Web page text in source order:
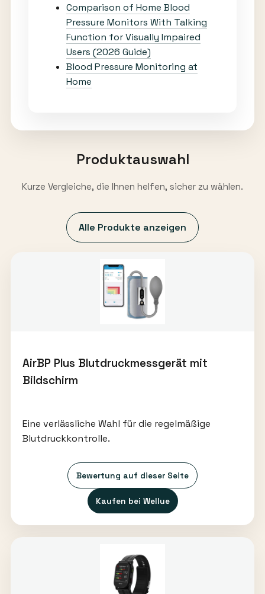
Comparison of Home Blood
Pressure Monitors With Talking
Function for Visually Impaired
Users (2026 Guide)
Blood Pressure Monitoring at
Home
Produktauswahl
Kurze Vergleiche, die Ihnen helfen, sicher zu wählen.
Alle Produkte anzeigen
AirBP Plus Blutdruckmessgerät mit
Bildschirm
Eine verlässliche Wahl für die regelmäßige
Blutdruckkontrolle.
Bewertung auf dieser Seite
Kaufen bei Wellue